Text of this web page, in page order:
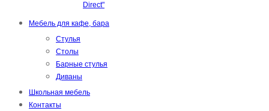
Direct"
Мебель для кафе, бара
Стулья
Столы
Барные стулья
Диваны
Школьная мебель
Контакты